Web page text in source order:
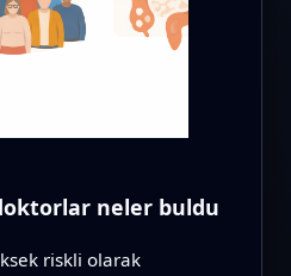
neler buldu
riskli olarak